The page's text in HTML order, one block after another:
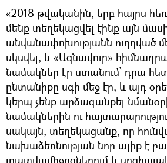
«2018 թվականին, երբ հայրս
մենք տեղեկացվել էինք այն
անվանափոխությանն ուղղված
սկսվել, և «Ազնավուր»
նամակներ էր ստանում՝ դրա
ընտանիքը սգի մեջ էր, և այդ
կերպ չենք արձագանքել
նամակներին ու
սակայն, տեղեկացանք, որ
նախաձեռնության նոր ալիք է
լրատվամիջոցներում և